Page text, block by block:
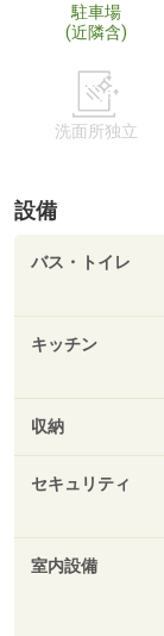
駐車場
(近隣含)
洗面所独立
設備
バス・トイレ
キッチン
収納
セキュリティ
室内設備